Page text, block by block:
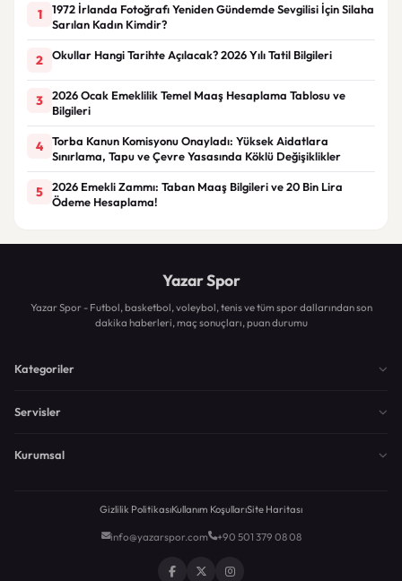
1
1972 İrlanda Fotoğrafı Yeniden Gündemde Sevgilisi İçin Silaha
Sarılan Kadın Kimdir?
2 Okullar Hangi Tarihte Açılacak? 2026 Yılı Tatil Bilgileri
3
2026 Ocak Emeklilik Temel Maaş Hesaplama Tablosu ve
Bilgileri
4
Torba Kanun Komisyonu Onayladı: Yüksek Aidatlara
Sınırlama, Tapu ve Çevre Yasasında Köklü Değişiklikler
5
2026 Emekli Zammı: Taban Maaş Bilgileri ve 20 Bin Lira
Ödeme Hesaplama!
Yazar Spor
Yazar Spor - Futbol, basketbol, voleybol, tenis ve tüm spor dallarından son
dakika haberleri, maç sonuçları, puan durumu
Kategoriler
Servisler
Kurumsal
Gizlilik PolitikasıKullanım KoşullarıSite Haritası
info@yazarspor.com +90 501 379 08 08